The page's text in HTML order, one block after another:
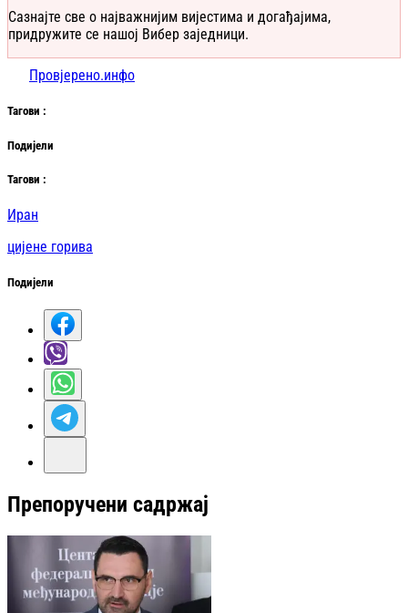
Сазнајте све о најважнијим вијестима и догађајима,
придружите се нашој Вибер заједници.
Провјерено.инфо
Тагови :
Подијели
Тагови :
Иран
цијене горива
Подијели
Препоручени садржај